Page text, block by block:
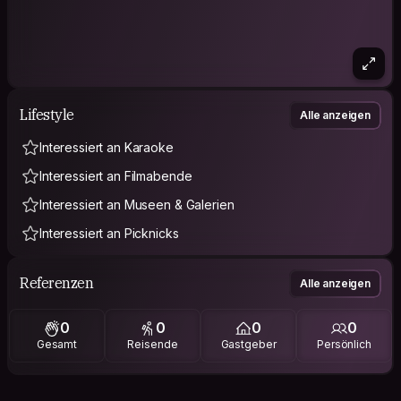
Lifestyle Alle anzeigen
Interessiert an Karaoke
Interessiert an Filmabende
Interessiert an Museen & Galerien
Interessiert an Picknicks
Referenzen Alle anzeigen
0
Gesamt
0
Reisende
0
Gastgeber
0
Persönlich